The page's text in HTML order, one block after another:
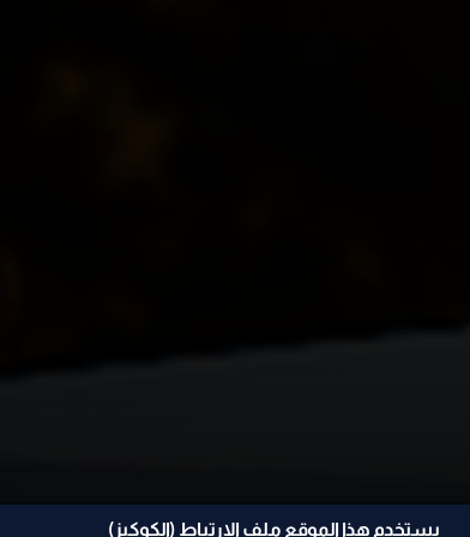
يستخدم هذا الموقع ملف الإرتباط (الكوكيز)